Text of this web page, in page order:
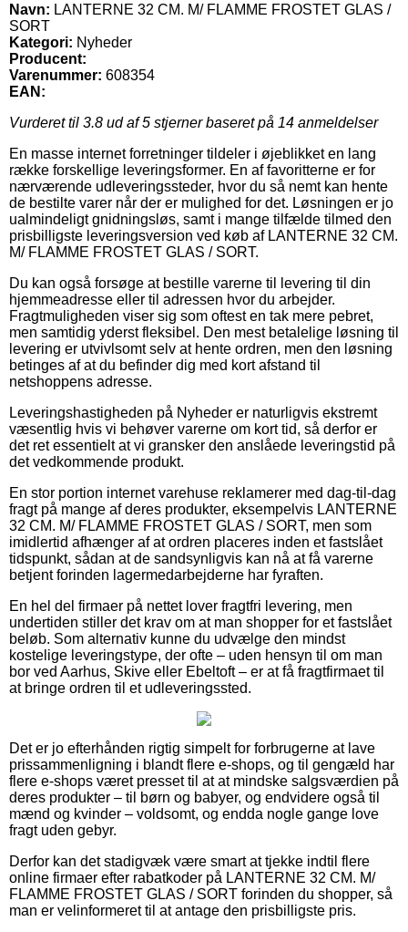
Navn: LANTERNE 32 CM. M/ FLAMME FROSTET GLAS /
SORT
Kategori: Nyheder
Producent:
Varenummer: 608354
EAN:
Vurderet til 3.8 ud af 5 stjerner baseret på 14 anmeldelser
En masse internet forretninger tildeler i øjeblikket en lang
række forskellige leveringsformer. En af favoritterne er for
nærværende udleveringssteder, hvor du så nemt kan hente
de bestilte varer når der er mulighed for det. Løsningen er jo
ualmindeligt gnidningsløs, samt i mange tilfælde tilmed den
prisbilligste leveringsversion ved køb af LANTERNE 32 CM.
M/ FLAMME FROSTET GLAS / SORT.
Du kan også forsøge at bestille varerne til levering til din
hjemmeadresse eller til adressen hvor du arbejder.
Fragtmuligheden viser sig som oftest en tak mere pebret,
men samtidig yderst fleksibel. Den mest betalelige løsning til
levering er utvivlsomt selv at hente ordren, men den løsning
betinges af at du befinder dig med kort afstand til
netshoppens adresse.
Leveringshastigheden på Nyheder er naturligvis ekstremt
væsentlig hvis vi behøver varerne om kort tid, så derfor er
det ret essentielt at vi gransker den anslåede leveringstid på
det vedkommende produkt.
En stor portion internet varehuse reklamerer med dag-til-dag
fragt på mange af deres produkter, eksempelvis LANTERNE
32 CM. M/ FLAMME FROSTET GLAS / SORT, men som
imidlertid afhænger af at ordren placeres inden et fastslået
tidspunkt, sådan at de sandsynligvis kan nå at få varerne
betjent forinden lagermedarbejderne har fyraften.
En hel del firmaer på nettet lover fragtfri levering, men
undertiden stiller det krav om at man shopper for et fastslået
beløb. Som alternativ kunne du udvælge den mindst
kostelige leveringstype, der ofte – uden hensyn til om man
bor ved Aarhus, Skive eller Ebeltoft – er at få fragtfirmaet til
at bringe ordren til et udleveringssted.
Det er jo efterhånden rigtig simpelt for forbrugerne at lave
prissammenligning i blandt flere e-shops, og til gengæld har
flere e-shops været presset til at at mindske salgsværdien på
deres produkter – til børn og babyer, og endvidere også til
mænd og kvinder – voldsomt, og endda nogle gange love
fragt uden gebyr.
Derfor kan det stadigvæk være smart at tjekke indtil flere
online firmaer efter rabatkoder på LANTERNE 32 CM. M/
FLAMME FROSTET GLAS / SORT forinden du shopper, så
man er velinformeret til at antage den prisbilligste pris.